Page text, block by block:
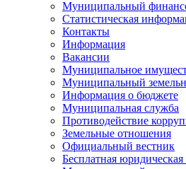
Муниципальный
Статистическая
Контакты
Информация
Вакансии
Муниципальное
Муниципальный
Информация о бюджете
Муниципальная служба
Противодействие
Земельные отношения
Официальный вестник
Бесплатная